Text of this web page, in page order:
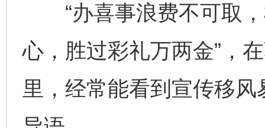
“办喜事浪费不可取，
心，胜过彩礼万两金”，
里，经常能看到宣传移